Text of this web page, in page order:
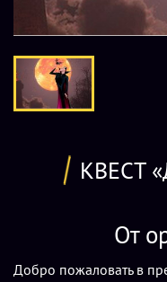
КВЕСТ
От
Добро пожаловать в